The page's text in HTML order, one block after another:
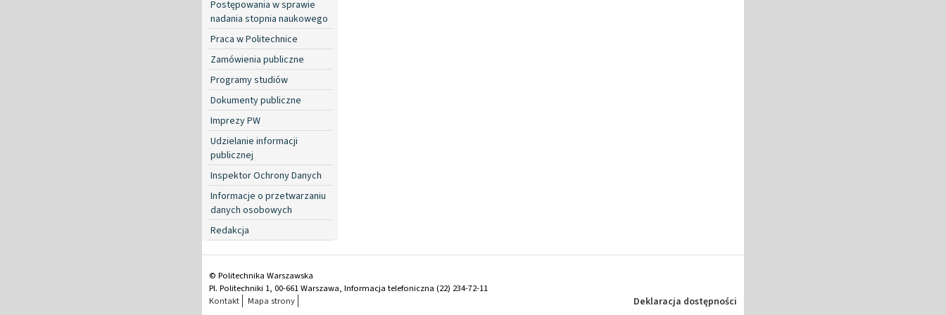
Postępowania w sprawie
nadania stopnia naukowego
Praca w Politechnice
Zamówienia publiczne
Programy studiów
Dokumenty publiczne
Imprezy PW
Udzielanie informacji
publicznej
Inspektor Ochrony Danych
Informacje o przetwarzaniu
danych osobowych
Redakcja
© Politechnika Warszawska
Pl. Politechniki 1, 00-661 Warszawa, Informacja telefoniczna (22) 234-72-11
Kontakt
Mapa strony Deklaracja dostępności